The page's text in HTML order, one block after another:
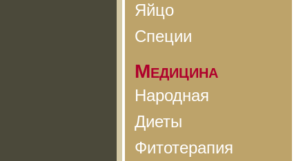
Яйцо
Специи
Медицина
Народная
Диеты
Фитотерапия